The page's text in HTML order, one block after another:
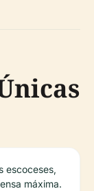
escoceses,
máxima.